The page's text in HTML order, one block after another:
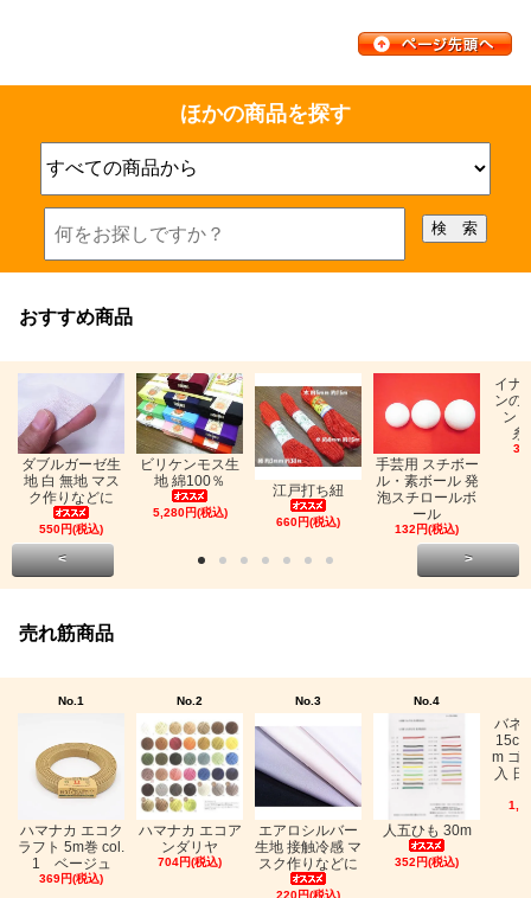
ほかの商品を探す
おすすめ商品
ダブルガーゼ生
地 白 無地 マス
ク作りなどに
550円(税込)
ビリケンモス生
地 綿100％
5,280円(税込)
江戸打ち紐
660円(税込)
手芸用 スチボー
ル・素ボール 発
泡スチロールボ
ール
132円(税込)
イナ
ンの
ン
糸
< >
売れ筋商品
No.1
ハマナカ エコク
ラフト 5m巻 col.
1 ベージュ
369円(税込)
No.2
ハマナカ エコア
ンダリヤ
704円(税込)
No.3
エアロシルバー
生地 接触冷感 マ
スク作りなどに
220円(税込)
No.4
人五ひも 30m
352円(税込)
バネ
m ゴ
入